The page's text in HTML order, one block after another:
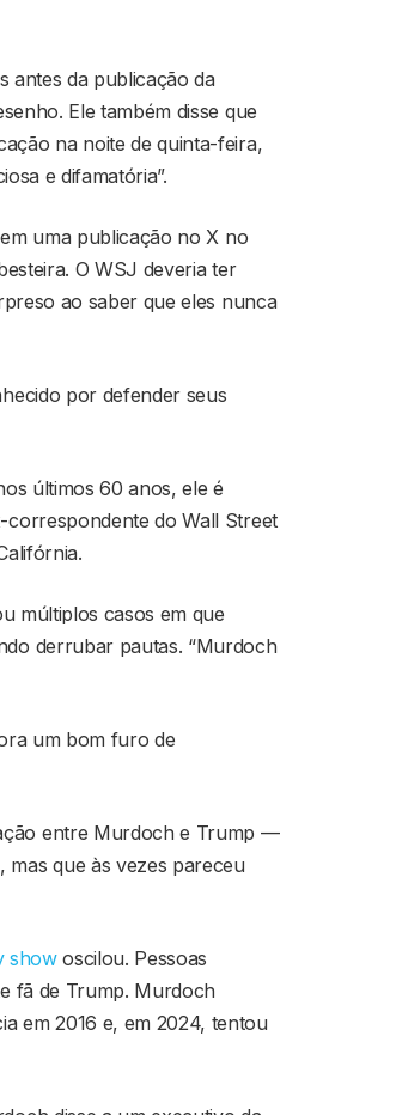
antes da publicação da
Ele também disse que
na noite de quinta-feira,
e difamatória”.
uma publicação no X no
O WSJ deveria ter
ao saber que eles nunca
por defender seus
últimos 60 anos, ele é
correspondente do Wall Street
múltiplos casos em que
derrubar pautas. “Murdoch
um bom furo de
entre Murdoch e Trump —
mas que às vezes pareceu
showoscilou. Pessoas
fã de Trump. Murdoch
em 2016 e, em 2024, tentou